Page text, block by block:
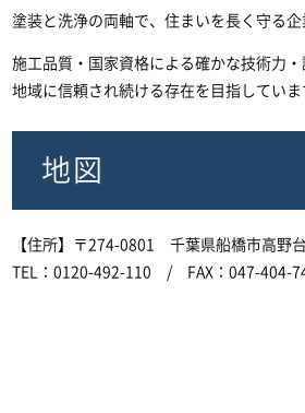
塗装と洗浄の両軸で、住まいを長く守る企
施工品質・国家資格による確かな技術力・
地域に信頼され続ける存在を目指していま
地図
【住所】〒274-0801 千葉県船橋市高野
TEL：0120-492-110 / FAX：047-404-